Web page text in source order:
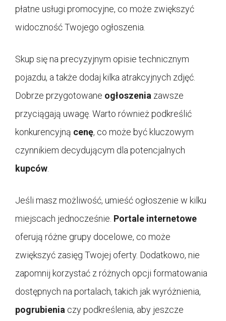
płatne usługi promocyjne, co może zwiększyć
widoczność Twojego ogłoszenia.
Skup się na precyzyjnym opisie technicznym
pojazdu, a także dodaj kilka atrakcyjnych zdjęć.
Dobrze przygotowane ogłoszenia zawsze
przyciągają uwagę. Warto również podkreślić
konkurencyjną cenę, co może być kluczowym
czynnikiem decydującym dla potencjalnych
kupców
Jeśli masz możliwość, umieść ogłoszenie w kilku
miejscach jednocześnie. Portale internetowe
oferują różne grupy docelowe, co może
zwiększyć zasięg Twojej oferty. Dodatkowo, nie
zapomnij korzystać z różnych opcji formatowania
dostępnych na portalach, takich jak wyróżnienia,
pogrubienia czy podkreślenia, aby jeszcze